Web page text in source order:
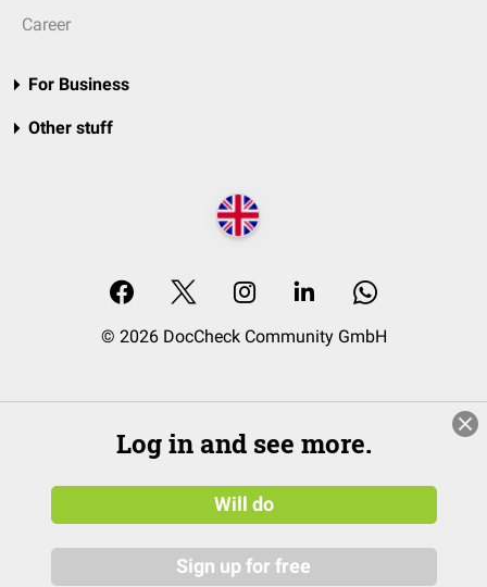
Career
For Business
Other stuff
© 2026 DocCheck Community GmbH
Log in and see more.
Will do
Sign up for free